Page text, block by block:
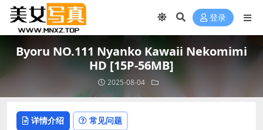
登录
Byoru NO.111 Nyanko Kawaii Nekomimi
HD [15P-56MB]
2025-08-04
详情介绍 常见问题